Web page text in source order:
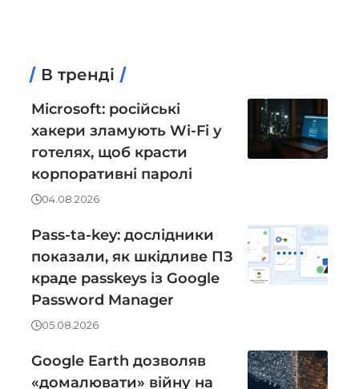
В тренді
Microsoft: російські
хакери зламують Wi-Fi у
готелях, щоб красти
корпоративні паролі
04.08.2026
Pass-ta-key: дослідники
показали, як шкідливе ПЗ
краде passkeys із Google
Password Manager
05.08.2026
Google Earth дозволяв
«домалювати» війну на